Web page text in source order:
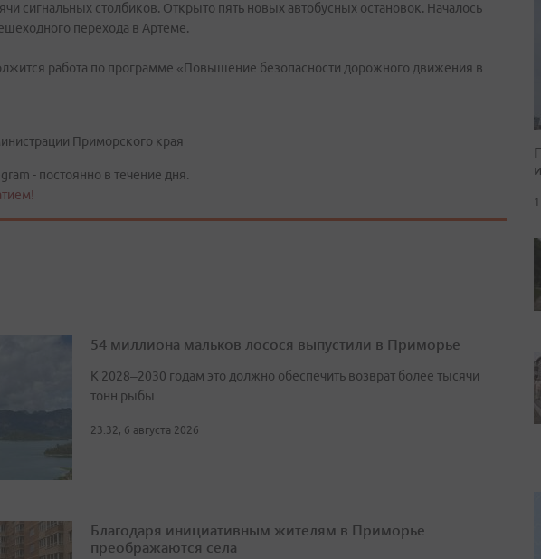
сигнальных столбиков. Открыто пять новых автобусных остановок. Началось
перехода в Артеме.
работа по программе «Повышение безопасности дорожного движения в
Приморского края
- постоянно в течение дня.
54 миллиона мальков лосося выпустили в Приморье
К 2028–2030 годам это должно обеспечить возврат более тысячи
тонн рыбы
23:32, 6 августа 2026
Благодаря инициативным жителям в Приморье
преображаются села